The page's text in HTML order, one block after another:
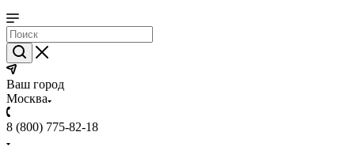
Ваш город
Москва
8 (800) 775-82-18